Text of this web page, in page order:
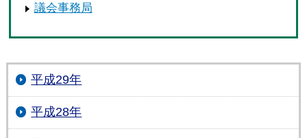
議会事務局
平成29年
平成28年